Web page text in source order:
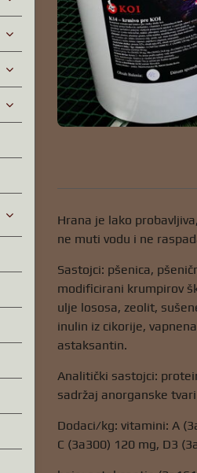
Hrana je lako
ne muti vodu i ne
Sastojci: pšenica,
modificirani krumpirov
ulje lososa, zeolit,
inulin iz cikorije,
astaksantin.
Analitički sastojci:
sadržaj anorganske
Dodaci/kg: vitamini: A
C (3a300) 120 mg, D3